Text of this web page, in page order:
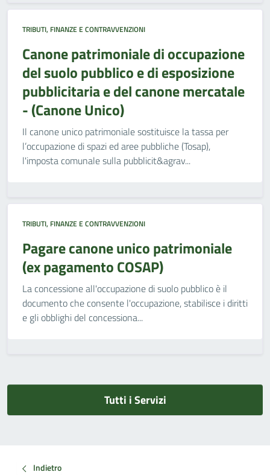
TRIBUTI, FINANZE E CONTRAVVENZIONI
Canone patrimoniale di occupazione
del suolo pubblico e di esposizione
pubblicitaria e del canone mercatale
- (Canone Unico)
Il canone unico patrimoniale sostituisce la tassa per
l’occupazione di spazi ed aree pubbliche (Tosap),
l'imposta comunale sulla pubblicit&agrav...
TRIBUTI, FINANZE E CONTRAVVENZIONI
Pagare canone unico patrimoniale
(ex pagamento COSAP)
La concessione all'occupazione di suolo pubblico è il
documento che consente l'occupazione, stabilisce i diritti
e gli obblighi del concessiona...
Tutti i Servizi
Indietro